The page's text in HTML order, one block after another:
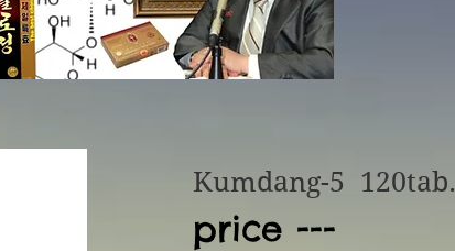
Kumdang-5 120tab.
price ---